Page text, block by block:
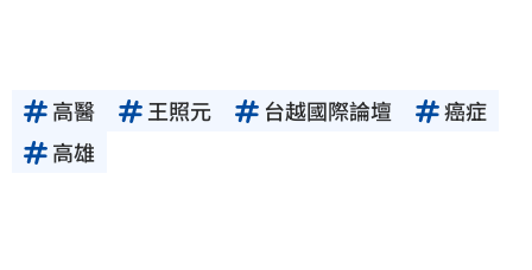
高醫 王照元 台越國際論壇
癌症
高雄